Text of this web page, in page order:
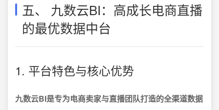
五、 九数云BI：高成长电商直播
的最优数据中台
1. 平台特色与核心优势
九数云BI是专为电商卖家与直播团队打造的全渠道数据